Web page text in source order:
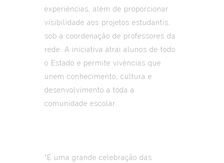
experiências, além de proporcionar
visibilidade aos projetos estudantis,
sob a coordenação de professores da
rede. A iniciativa atrai alunos de todo
o Estado e permite vivências que
unem conhecimento, cultura e
desenvolvimento a toda a
comunidade escolar.
“É uma grande celebração das